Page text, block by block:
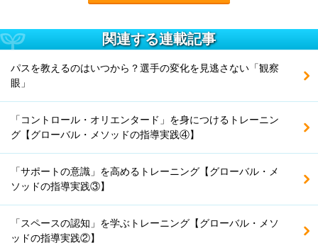
関連する連載記事
パスを教えるのはいつから？選手の変化を見逃さない「観察
眼」
「コントロール・オリエンタード」を身につけるトレーニン
グ【グローバル・メソッドの指導実践④】
「サポートの意識」を高めるトレーニング【グローバル・メ
ソッドの指導実践③】
「スペースの認知」を学ぶトレーニング【グローバル・メソ
ッドの指導実践②】